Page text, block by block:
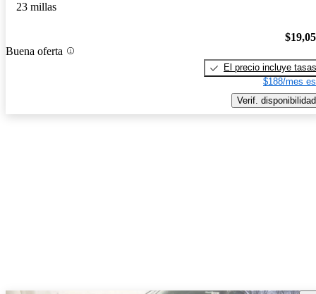
23 millas
Buena oferta
El precio incluye tasas
$188/mes
Verif. disponibilidad